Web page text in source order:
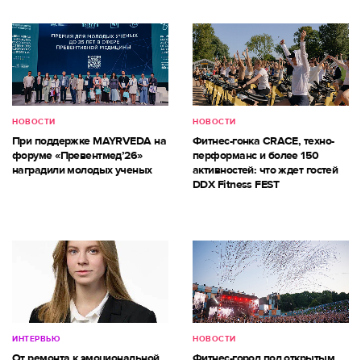
НОВОСТИ
При поддержке MAYRVEDA на
форуме «Превентмед’26»
наградили молодых ученых
НОВОСТИ
Фитнес-гонка CRACE, техно-
перформанс и более 150
активностей: что ждет гостей
DDX Fitness FEST
ИНТЕРВЬЮ НОВОСТИ